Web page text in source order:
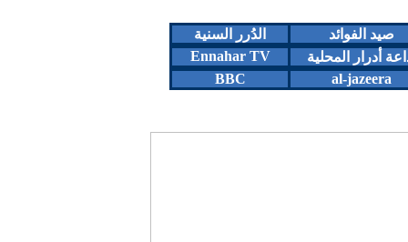
صيد الفوائد
الدُرر السنية
أدرار المحلية
Ennahar TV
al-jazeera
BBC